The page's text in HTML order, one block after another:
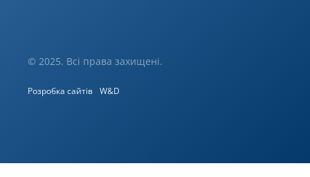
© 2025. Всі права захищені.
Розробка сайтів W&D